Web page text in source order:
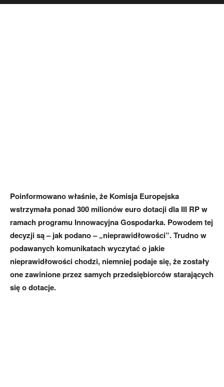
Poinformowano właśnie, że Komisja Europejska
wstrzymała ponad 300 milionów euro dotacji dla III RP w
ramach programu Innowacyjna Gospodarka. Powodem tej
decyzji są – jak podano – „nieprawidłowości”. Trudno w
podawanych komunikatach wyczytać o jakie
nieprawidłowości chodzi, niemniej podaje się, że zostały
one zawinione przez samych przedsiębiorców starających
się o dotacje.